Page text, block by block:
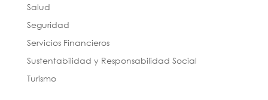
Salud
Seguridad
Servicios Financieros
Sustentabilidad y Responsabilidad Social
Turismo